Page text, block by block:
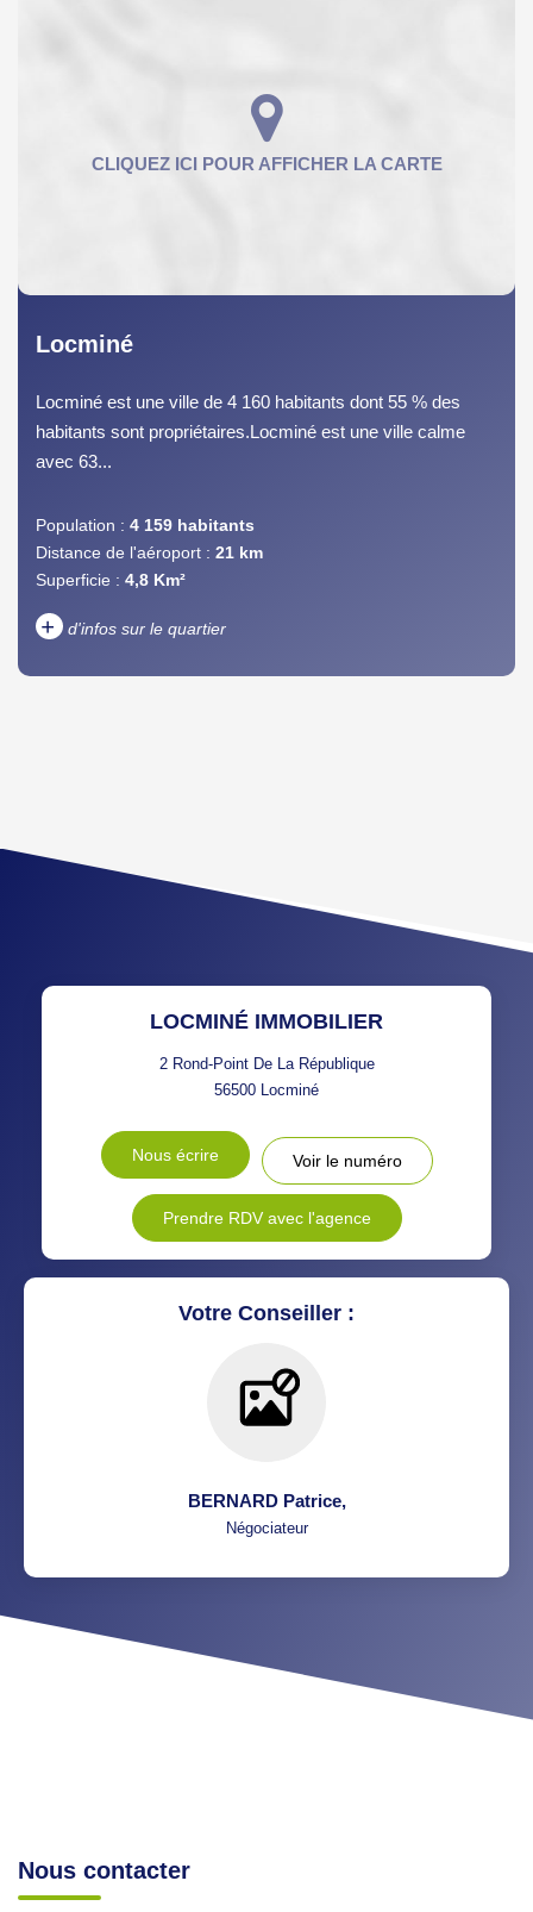
Locminé
Locminé est une ville de 4 160 habitants dont 55 % des
habitants sont propriétaires.Locminé est une ville calme
avec 63...
Population : 4 159 habitants
Distance de l'aéroport : 21 km
Superficie : 4,8 Km²
+ d'infos sur le quartier
TAUX DE PROPRIÉTAIRES
PART DES MÉNAGES SANS
DISTANCE DE L'AÉROPORT :
LOCMINÉ IMMOBILIER
2 Rond-Point De La République
56500 Locminé
Nous écrire Voir le numéro
Prendre RDV avec l'agence
Votre Conseiller :
BERNARD Patrice,
Négociateur
Nous contacter